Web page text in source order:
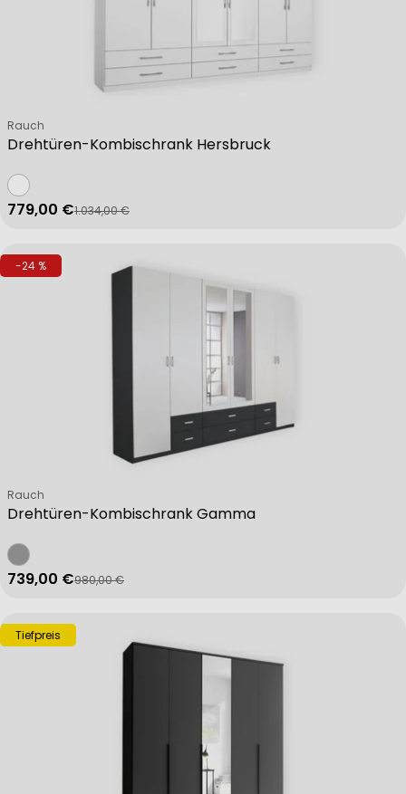
Drehtüren-Kombischrank Hersbruck
Verkäufer:
Rauch
Verkaufspreis
779,00 €
Regulärer Preis
1.034,00 €
-24 %
Drehtüren-Kombischrank Gamma
Verkäufer:
Rauch
Verkaufspreis
739,00 €
Regulärer Preis
980,00 €
Tiefpreis